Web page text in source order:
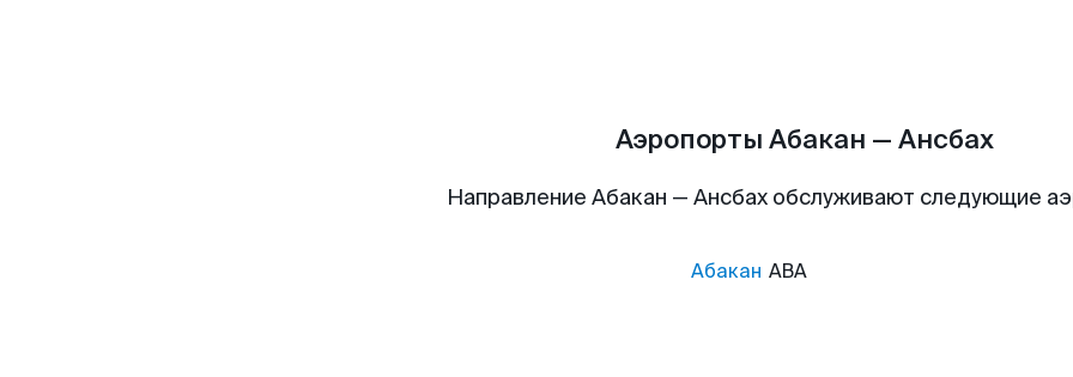
Аэропорты Абакан — Ансбах
Направление Абакан — Ансбах обслуживают следующие
Абакан ABA